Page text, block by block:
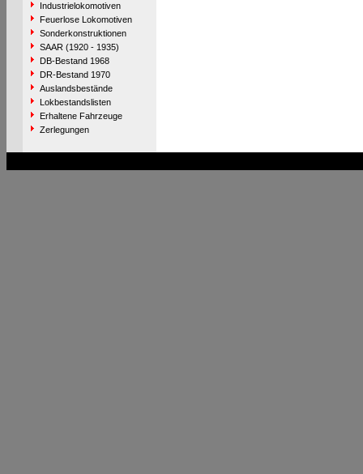
Industrielokomotiven
Feuerlose Lokomotiven
Sonderkonstruktionen
SAAR (1920 - 1935)
DB-Bestand 1968
DR-Bestand 1970
Auslandsbestände
Lokbestandslisten
Erhaltene Fahrzeuge
Zerlegungen